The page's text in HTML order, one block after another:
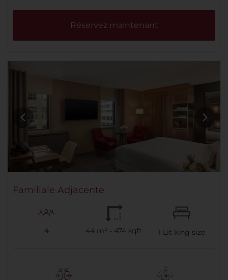
Réservez maintenant
Familiale Adjacente
4 44 m² - 474 sqft 1 Lit king size